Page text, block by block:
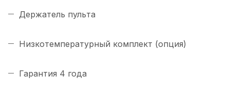
Держатель пульта
Низкотемпературный комплект (опция)
Гарантия 4 года